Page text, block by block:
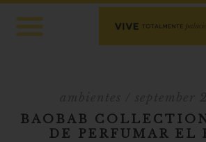
BAOBAB
DE PERFUMAR EL